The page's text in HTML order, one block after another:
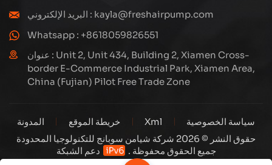
البريد الإلكتروني : kayla@freshairpump.com
Whatsapp : +8618059826551
عنوان : Unit 2, Unit 434, Building 2, Xiamen Cross-
border E-Commerce Industrial Park, Xiamen Area,
China (Fujian) Pilot Free Trade Zone
خريطة الموقع المدونة Xml
سياسة الخصوصية
حقوق النشر © 2026 شركة شيامن سوبانج للتكنولوجيا المحدودة
جميع الحقوق محفوظة .
دعم الشبكة